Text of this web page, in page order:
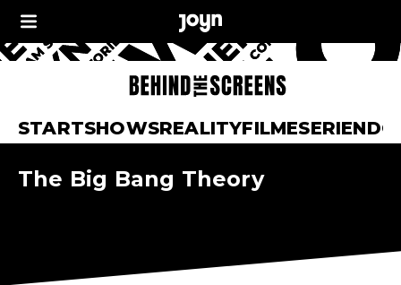
STARTSHOWSREALITYFILMESERIEN
The Big Bang Theory